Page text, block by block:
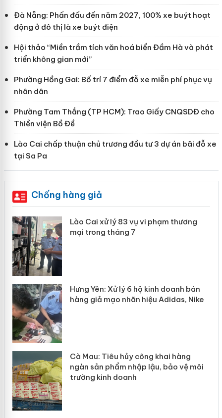
Đà Nẵng: Phấn đấu đến năm 2027, 100% xe buýt hoạt
động ở đô thị là xe buýt điện
Hội thảo “Miền trầm tích văn hoá biển Đầm Hà và phát
triển không gian mới”
Phường Hồng Gai: Bố trí 7 điểm đỗ xe miễn phí phục vụ
nhân dân
Phường Tam Thắng (TP HCM): Trao Giấy CNQSDĐ cho
Thiền viện Bồ Đề
Lào Cai chấp thuận chủ trương đầu tư 3 dự án bãi đỗ xe
tại Sa Pa
Chống hàng giả
Lào Cai xử lý 83 vụ vi phạm thương
mại trong tháng 7
Hưng Yên: Xử lý 6 hộ kinh doanh bán
hàng giả mạo nhãn hiệu Adidas, Nike
Cà Mau: Tiêu hủy công khai hàng
ngàn sản phẩm nhập lậu, bảo vệ môi
trường kinh doanh